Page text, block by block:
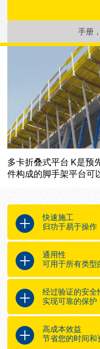
手册
多卡折叠式平台 K是预
件构成的脚手架平台可
快速施工
归功于易于操作
减少了人工和塔
预先组装单
只需若干快
使用
通用性
可用于所有类型
根据您的需求，
平台用作
倾斜屋顶防
保护罩
经过验证的安全
实现可靠的保护
充分利用符合
标准的服务和脚
高成本效益
节省您的时间和